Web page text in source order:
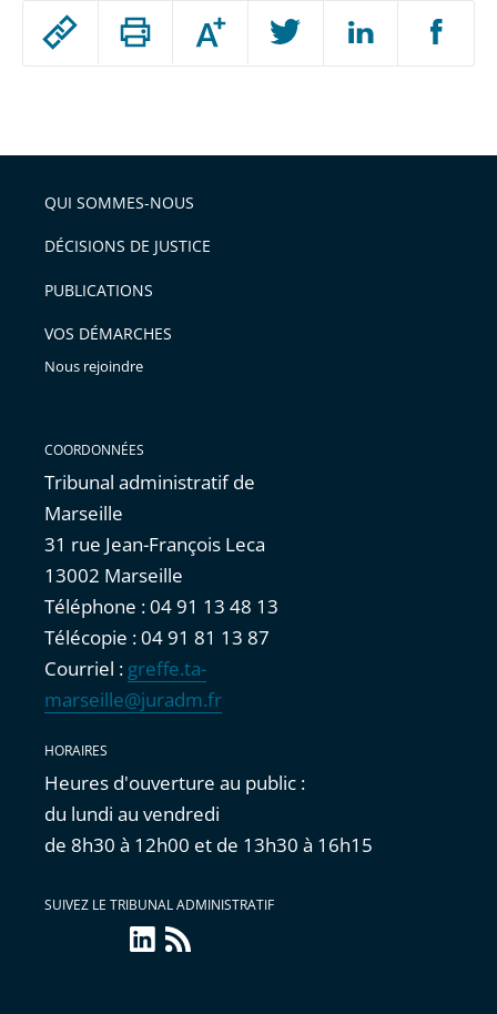
Passer
arriver
après
Augmenter
ou
l'article
pour
avant
QUI SOMMES-NOUS
DÉCISIONS DE JUSTICE
PUBLICATIONS
VOS DÉMARCHES
Nous rejoindre
COORDONNÉES
Tribunal administratif de
Marseille
31 rue Jean-François Leca
13002 Marseille
Téléphone : 04 91 13 48 13
Télécopie : 04 91 81 13 87
Courriel : greffe.ta-
marseille@juradm.fr
HORAIRES
Heures d'ouverture au public :
du lundi au vendredi
de 8h30 à 12h00 et de 13h30 à 16h15
SUIVEZ LE TRIBUNAL ADMINISTRATIF
linkedin
Flux
RSS